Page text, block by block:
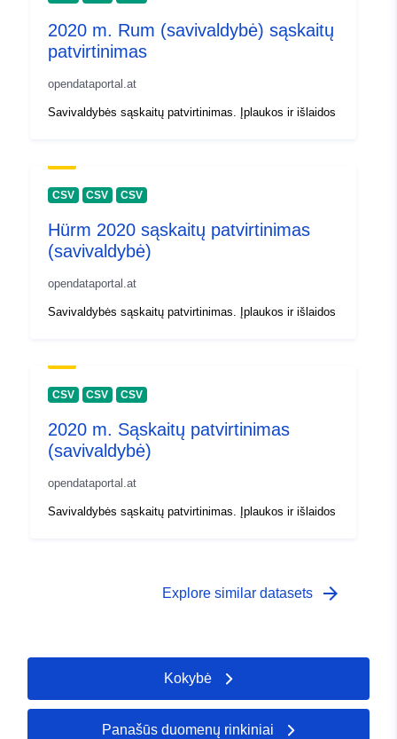
2020 m. Rum (savivaldybė) sąskaitų
patvirtinimas
opendataportal.at
Savivaldybės sąskaitų patvirtinimas. Įplaukos ir išlaidos
CSV CSV CSV
Hürm 2020 sąskaitų patvirtinimas
(savivaldybė)
opendataportal.at
Savivaldybės sąskaitų patvirtinimas. Įplaukos ir išlaidos
CSV CSV CSV
2020 m. Sąskaitų patvirtinimas
(savivaldybė)
opendataportal.at
Savivaldybės sąskaitų patvirtinimas. Įplaukos ir išlaidos
Explore similar datasets arrow_forward
Kokybė
Panašūs duomenų rinkiniai